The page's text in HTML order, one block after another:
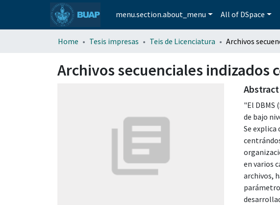
menu.section.about_menu All of DSpace
Home Tesis impresas Teis de Licenciatura
Archivos secuenciales indizados
Abstract
"El DBMS
de bajo
Se
en varios
archivos,